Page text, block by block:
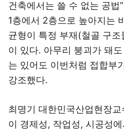
건축에서는 쓸 수 없는 공법
1층에서 2층으로 높아지는
균형이 특정 부재(철골 구
이 있다. 아무리 붕괴가 돼
는 있어도 이번처럼 접합부
강조했다.
최명기 대한민국산업현장교
이 경제성, 작업성, 시공성